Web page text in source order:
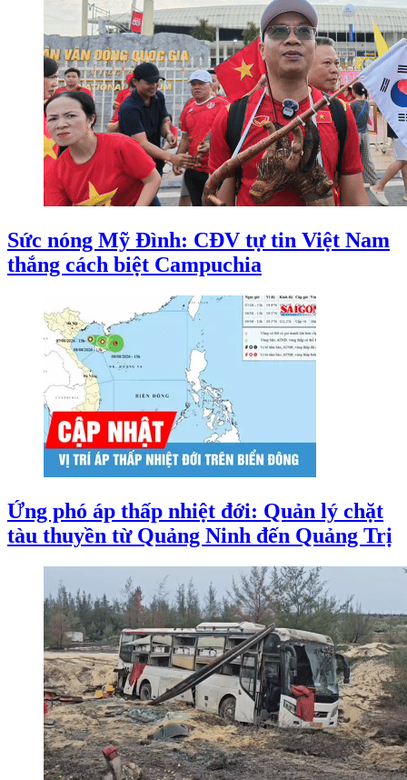
Sức nóng Mỹ Đình: CĐV tự tin Việt Nam
thắng cách biệt Campuchia
Ứng phó áp thấp nhiệt đới: Quản lý chặt
tàu thuyền từ Quảng Ninh đến Quảng Trị